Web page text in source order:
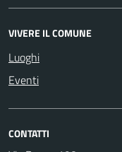
VIVERE IL COMUNE
Luoghi
Eventi
CONTATTI